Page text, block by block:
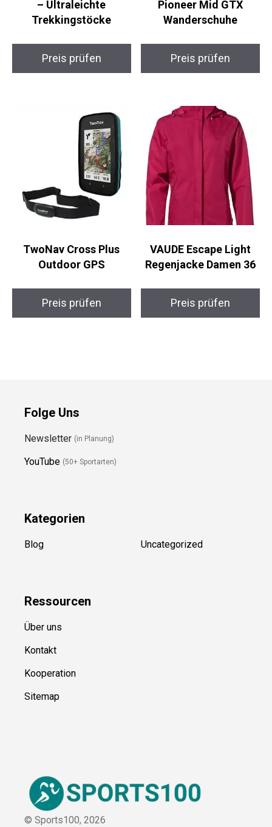
TrekCarbon –
Ultraleichte
Preis prüfen
Pioneer Mid GTX
Wanderschuhe
Preis prüfen
TwoNav Cross Plus
Preis prüfen
VAUDE Escape Light
Preis prüfen